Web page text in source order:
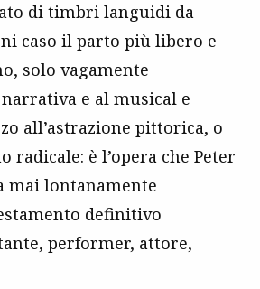
di timbri languidi da
caso il parto più libero e
solo vagamente
e al musical e
all’astrazione pittorica, o
è l’opera che Peter
mai lontanamente
definitivo
performer, attore,